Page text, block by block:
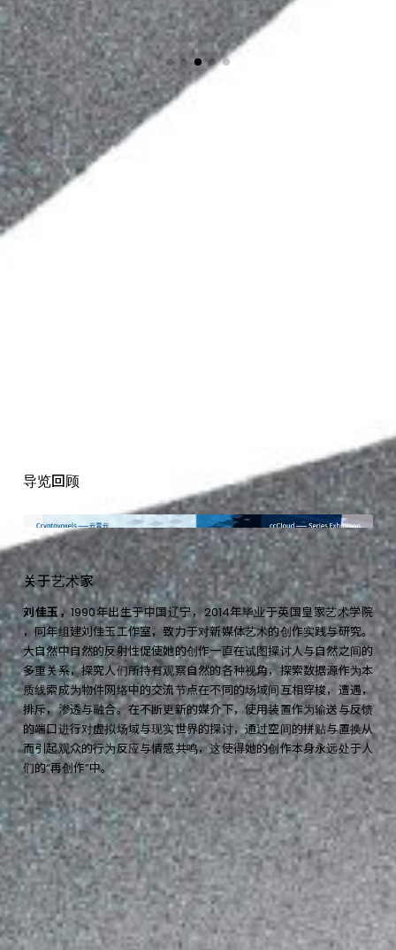
导览回顾
关于艺术家
刘佳玉，1990年出生于中国辽宁，2014年毕业于英国皇家艺术学院
，同年组建刘佳玉工作室，致力于对新媒体艺术的创作实践与研究。
大自然中自然的反射性促使她的创作一直在试图探讨人与自然之间的
多重关系，探究人们所持有观察自然的各种视角，探索数据源作为本
质线索成为物件网络中的交流节点在不同的场域间互相穿梭，遭遇，
排斥，渗透与融合。在不断更新的媒介下，使用装置作为输送与反馈
的端口进行对虚拟场域与现实世界的探讨，通过空间的拼贴与置换从
而引起观众的行为反应与情感共鸣，这使得她的创作本身永远处于人
们的“再创作”中。